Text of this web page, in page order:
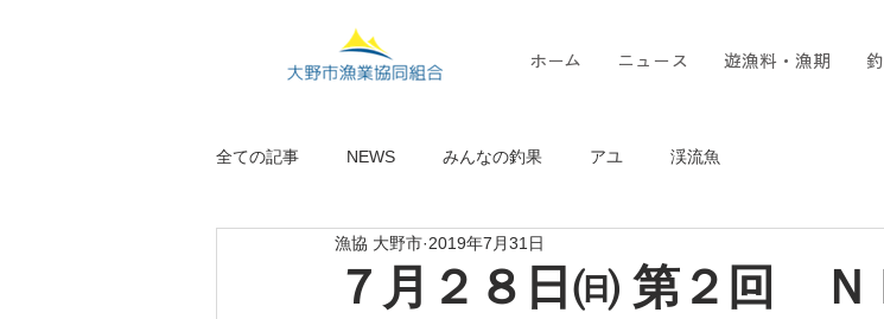
ホーム ニュース 遊漁料・漁期
全ての記事 NEWS みんなの釣果 アユ 渓流魚
７月２８日㈰ 第２回 Ｎ
漁協 大野市 2019年7月31日